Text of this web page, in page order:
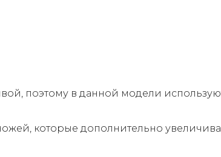
поэтому в данной модели
которые дополнительно